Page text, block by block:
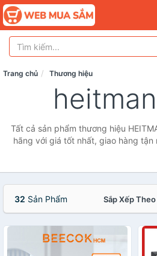
Trang chủ Thương hiệu
Tất cả sản phẩm thương hiệu
hãng với giá tốt nhất, giao hàng tận
32 Sản Phẩm Sắp Xếp Theo